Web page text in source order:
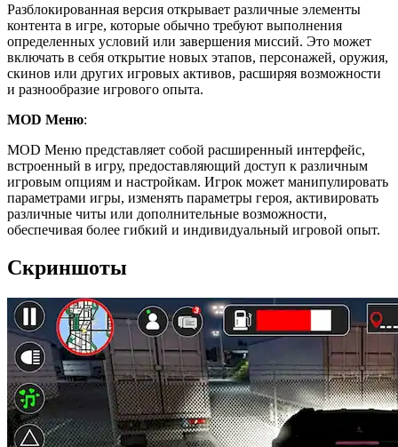
Разблокированная версия открывает различные элементы
контента в игре, которые обычно требуют выполнения
определенных условий или завершения миссий. Это может
включать в себя открытие новых этапов, персонажей, оружия,
скинов или других игровых активов, расширяя возможности
и разнообразие игрового опыта.
MOD Меню:
MOD Меню представляет собой расширенный интерфейс,
встроенный в игру, предоставляющий доступ к различным
игровым опциям и настройкам. Игрок может манипулировать
параметрами игры, изменять параметры героя, активировать
различные читы или дополнительные возможности,
обеспечивая более гибкий и индивидуальный игровой опыт.
Скриншоты